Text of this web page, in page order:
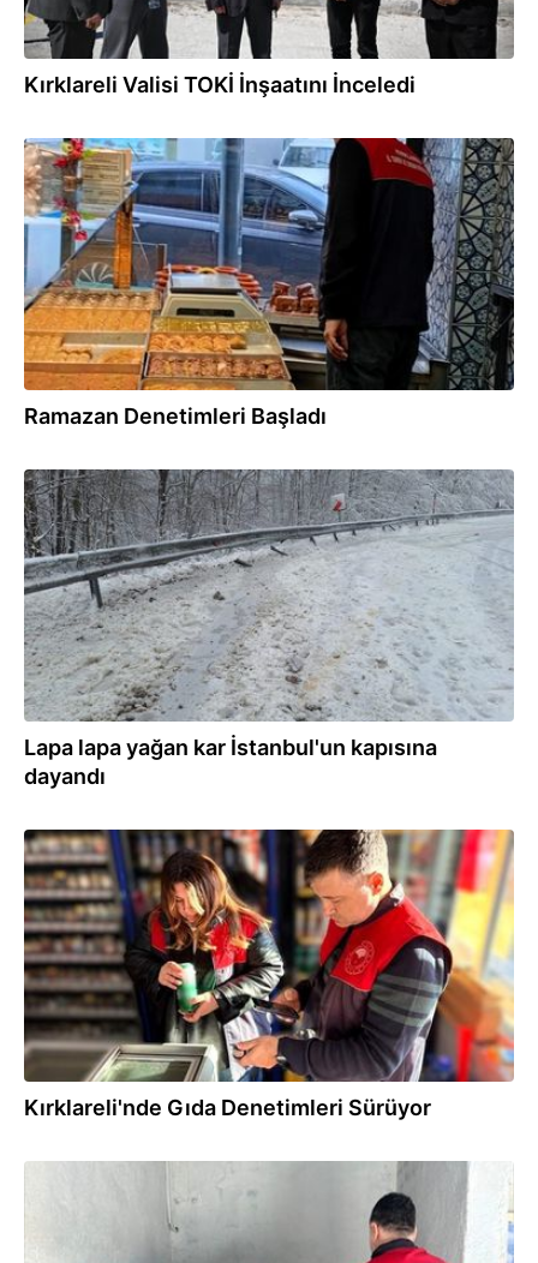
Kırklareli Valisi TOKİ İnşaatını İnceledi
20.02.2026
Ramazan Denetimleri Başladı
02.02.2026
Lapa lapa yağan kar İstanbul'un kapısına
dayandı
05.01.2026
Kırklareli'nde Gıda Denetimleri Sürüyor